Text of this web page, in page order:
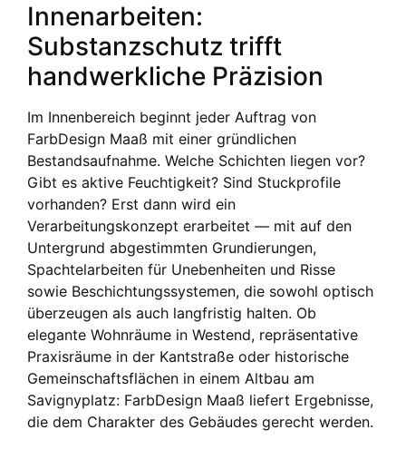
Innenarbeiten:
Substanzschutz trifft
handwerkliche Präzision
Im Innenbereich beginnt jeder Auftrag von
FarbDesign Maaß mit einer gründlichen
Bestandsaufnahme. Welche Schichten liegen vor?
Gibt es aktive Feuchtigkeit? Sind Stuckprofile
vorhanden? Erst dann wird ein
Verarbeitungskonzept erarbeitet — mit auf den
Untergrund abgestimmten Grundierungen,
Spachtelarbeiten für Unebenheiten und Risse
sowie Beschichtungssystemen, die sowohl optisch
überzeugen als auch langfristig halten. Ob
elegante Wohnräume in Westend, repräsentative
Praxisräume in der Kantstraße oder historische
Gemeinschaftsflächen in einem Altbau am
Savignyplatz: FarbDesign Maaß liefert Ergebnisse,
die dem Charakter des Gebäudes gerecht werden.